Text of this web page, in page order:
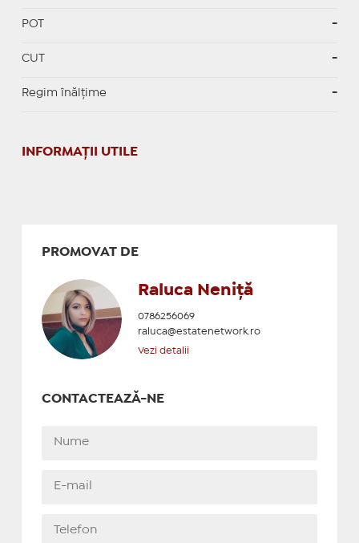
POT -
CUT -
Regim înălțime -
INFORMAŢII UTILE
PROMOVAT DE
Raluca Neniță
0786256069
raluca@estatenetwork.ro
Vezi detalii
CONTACTEAZĂ-NE